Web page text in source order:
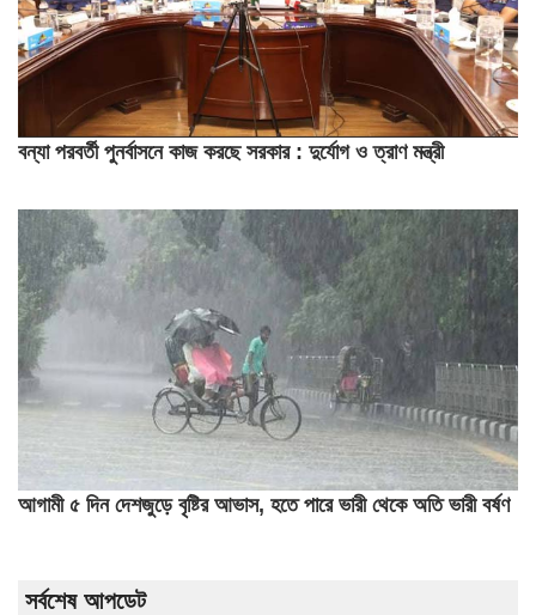
বন্যা পরবর্তী পুনর্বাসনে কাজ করছে সরকার : দুর্যোগ ও ত্রাণ মন্ত্রী
আগামী ৫ দিন দেশজুড়ে বৃষ্টির আভাস, হতে পারে ভারী থেকে অতি ভারী বর্ষণ
সর্বশেষ আপডেট